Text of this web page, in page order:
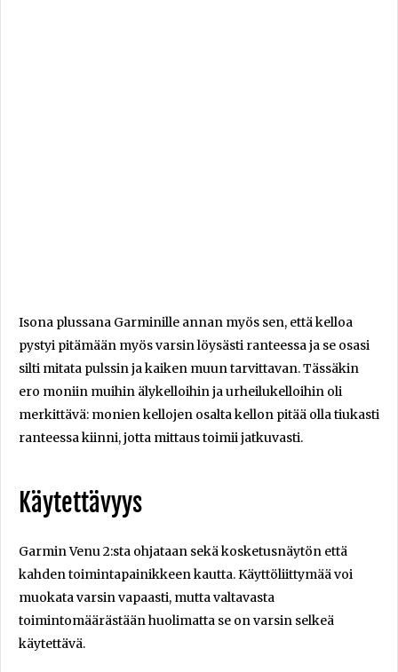
Isona plussana Garminille annan myös sen, että kelloa
pystyi pitämään myös varsin löysästi ranteessa ja se osasi
silti mitata pulssin ja kaiken muun tarvittavan. Tässäkin
ero moniin muihin älykelloihin ja urheilukelloihin oli
merkittävä: monien kellojen osalta kellon pitää olla tiukasti
ranteessa kiinni, jotta mittaus toimii jatkuvasti.
Käytettävyys
Garmin Venu 2:sta ohjataan sekä kosketusnäytön että
kahden toimintapainikkeen kautta. Käyttöliittymää voi
muokata varsin vapaasti, mutta valtavasta
toimintomäärästään huolimatta se on varsin selkeä
käytettävä.